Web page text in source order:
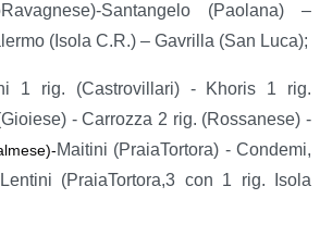
Santangelo (Paolana) –
(Isola C.R.) – Gavrilla (San Luca);
1 rig. (Castrovillari) - Khoris 1 rig.
- Carrozza 2 rig. (Rossanese) -
Maitini (PraiaTortora) - Condemi,
(PraiaTortora,3 con 1 rig. Isola